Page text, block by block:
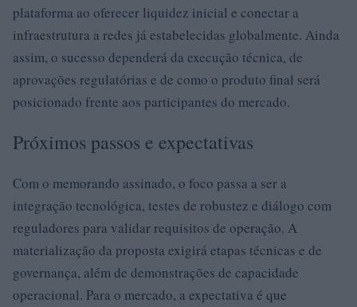
plataforma ao oferecer liquidez inicial e conectar a
infraestrutura a redes já estabelecidas globalmente. Ainda
assim, o sucesso dependerá da execução técnica, de
aprovações regulatórias e de como o produto final será
posicionado frente aos participantes do mercado.
Próximos passos e expectativas
Com o memorando assinado, o foco passa a ser a
integração tecnológica, testes de robustez e diálogo com
reguladores para validar requisitos de operação. A
materialização da proposta exigirá etapas técnicas e de
governança, além de demonstrações de capacidade
operacional. Para o mercado, a expectativa é que